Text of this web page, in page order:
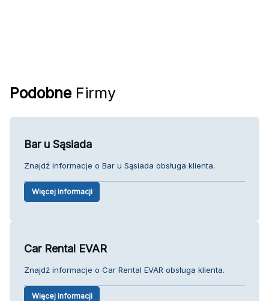
Podobne Firmy
Bar u Sąsiada
Znajdź informacje o Bar u Sąsiada obsługa klienta.
Więcej informacji
Car Rental EVAR
Znajdź informacje o Car Rental EVAR obsługa klienta.
Więcej informacji